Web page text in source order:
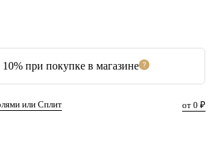
при покупке в магазине
или Сплит от 0 ₽